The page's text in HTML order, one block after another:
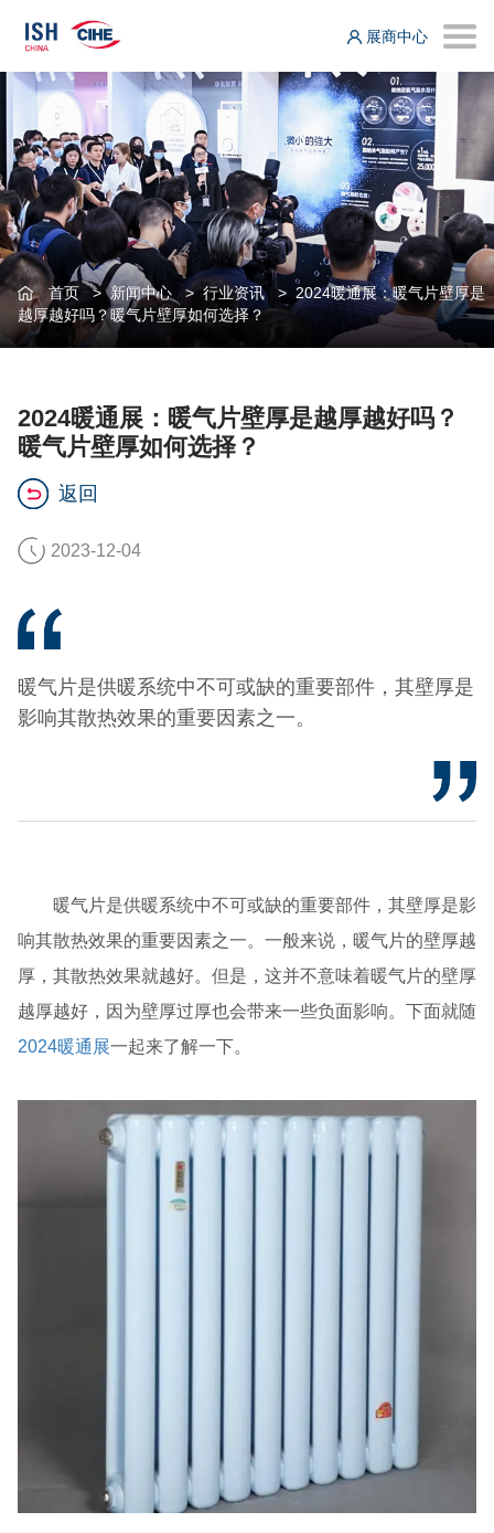
展商中心
首页>新闻中心>行业资讯> 2024暖通展：暖气片壁厚是
越厚越好吗？暖气片壁厚如何选择？
2024暖通展：暖气片壁厚是越厚越好吗？
暖气片壁厚如何选择？
返回
2023-12-04
暖气片是供暖系统中不可或缺的重要部件，其壁厚是
影响其散热效果的重要因素之一。
暖气片是供暖系统中不可或缺的重要部件，其壁厚是影
响其散热效果的重要因素之一。一般来说，暖气片的壁厚越
厚，其散热效果就越好。但是，这并不意味着暖气片的壁厚
越厚越好，因为壁厚过厚也会带来一些负面影响。下面就随
2024暖通展一起来了解一下。